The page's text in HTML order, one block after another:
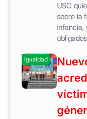
USO
sobre la
infancia,
Igualdad